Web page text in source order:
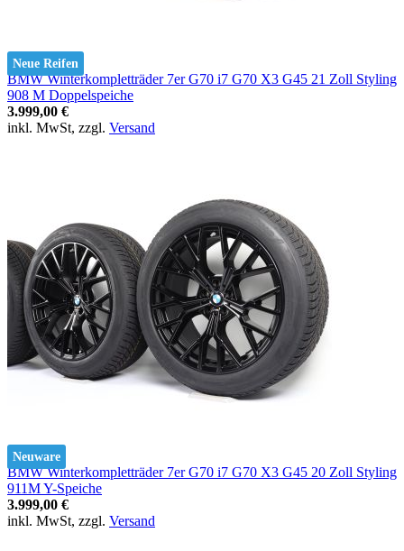
Neue Reifen
BMW Winterkompletträder 7er G70 i7 G70 X3 G45 21 Zoll Styling
908 M Doppelspeiche
3.999,00 €
inkl. MwSt, zzgl. Versand
Neuware
BMW Winterkompletträder 7er G70 i7 G70 X3 G45 20 Zoll Styling
911M Y-Speiche
3.999,00 €
inkl. MwSt, zzgl. Versand